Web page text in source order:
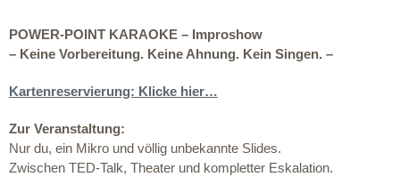
POWER-POINT KARAOKE – Improshow
– Keine Vorbereitung. Keine Ahnung. Kein Singen. –
Kartenreservierung: Klicke hier…
Zur Veranstaltung:
Nur du, ein Mikro und völlig unbekannte Slides.
Zwischen TED-Talk, Theater und kompletter Eskalation.